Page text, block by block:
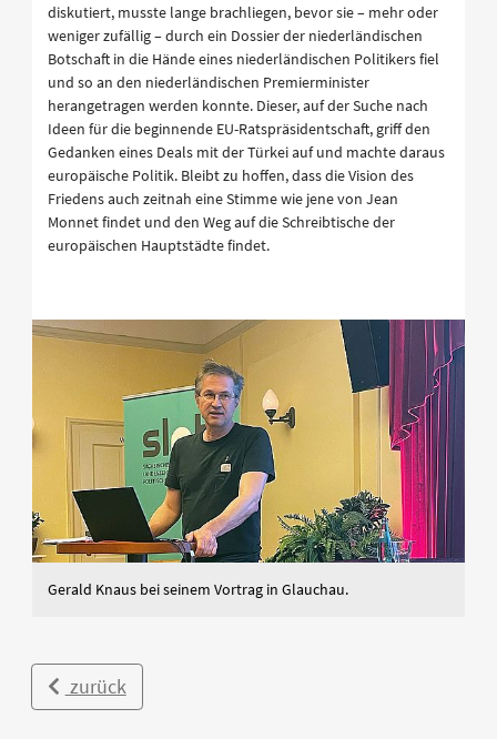
diskutiert, musste lange brachliegen, bevor sie – mehr oder
weniger zufällig – durch ein Dossier der niederländischen
Botschaft in die Hände eines niederländischen Politikers fiel
und so an den niederländischen Premierminister
herangetragen werden konnte. Dieser, auf der Suche nach
Ideen für die beginnende EU-Ratspräsidentschaft, griff den
Gedanken eines Deals mit der Türkei auf und machte daraus
europäische Politik. Bleibt zu hoffen, dass die Vision des
Friedens auch zeitnah eine Stimme wie jene von Jean
Monnet findet und den Weg auf die Schreibtische der
europäischen Hauptstädte findet.
Gerald Knaus bei seinem Vortrag in Glauchau.
zurück